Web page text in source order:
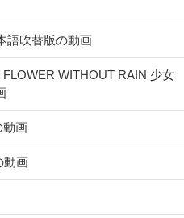
語吹替版の動画
WITHOUT RAIN 少女
動画
動画